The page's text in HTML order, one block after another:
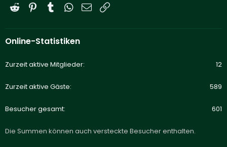
Reddit PinterestTumblrWhatsApp
E-Mail
Online-Statistiken
Zurzeit aktive Mitglieder 12
Zurzeit aktive Gäste 589
Besucher gesamt 601
Die Summen können auch versteckte Besucher enthalten.